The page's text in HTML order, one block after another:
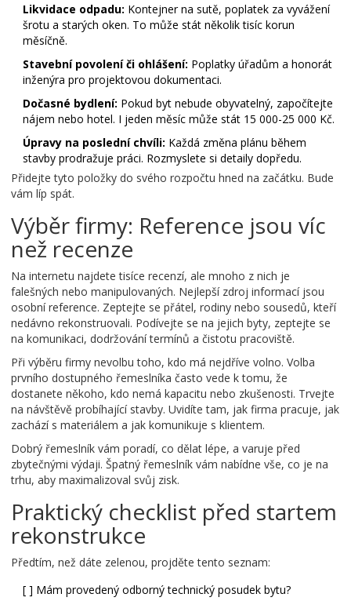
Likvidace odpadu: Kontejner na sutě, poplatek za vyvážení
šrotu a starých oken. To může stát několik tisíc korun
měsíčně.
Stavební povolení či ohlášení: Poplatky úřadům a honorát
inženýra pro projektovou dokumentaci.
Dočasné bydlení: Pokud byt nebude obyvatelný, započítejte
nájem nebo hotel. I jeden měsíc může stát 15 000-25 000 Kč.
Úpravy na poslední chvíli: Každá změna plánu během
stavby prodražuje práci. Rozmyslete si detaily dopředu.
Přidejte tyto položky do svého rozpočtu hned na začátku. Bude
vám líp spát.
Výběr firmy: Reference jsou víc
než recenze
Na internetu najdete tisíce recenzí, ale mnoho z nich je
falešných nebo manipulovaných. Nejlepší zdroj informací jsou
osobní reference. Zeptejte se přátel, rodiny nebo sousedů, kteří
nedávno rekonstruovali. Podívejte se na jejich byty, zeptejte se
na komunikaci, dodržování termínů a čistotu pracoviště.
Při výběru firmy nevolbu toho, kdo má nejdříve volno. Volba
prvního dostupného řemeslníka často vede k tomu, že
dostanete někoho, kdo nemá kapacitu nebo zkušenosti. Trvejte
na návštěvě probíhající stavby. Uvidíte tam, jak firma pracuje, jak
zachází s materiálem a jak komunikuje s klientem.
Dobrý řemeslník vám poradí, co dělat lépe, a varuje před
zbytečnými výdaji. Špatný řemeslník vám nabídne vše, co je na
trhu, aby maximalizoval svůj zisk.
Praktický checklist před startem
rekonstrukce
Předtím, než dáte zelenou, projděte tento seznam:
[ ] Mám provedený odborný technický posudek bytu?